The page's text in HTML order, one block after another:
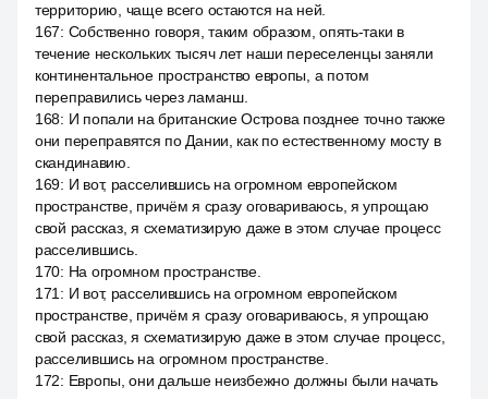
территорию, чаще всего остаются на ней.
167: Собственно говоря, таким образом, опять-таки в
течение нескольких тысяч лет наши переселенцы заняли
континентальное пространство европы, а потом
переправились через ламанш.
168: И попали на британские Острова позднее точно также
они переправятся по Дании, как по естественному мосту в
скандинавию.
169: И вот, расселившись на огромном европейском
пространстве, причём я сразу оговариваюсь, я упрощаю
свой рассказ, я схематизирую даже в этом случае процесс
расселившись.
170: На огромном пространстве.
171 : И вот, расселившись на огромном европейском
пространстве, причём я сразу оговариваюсь, я упрощаю
свой рассказ, я схематизирую даже в этом случае процесс,
расселившись на огромном пространстве.
172: Европы, они дальше неизбежно должны были начать